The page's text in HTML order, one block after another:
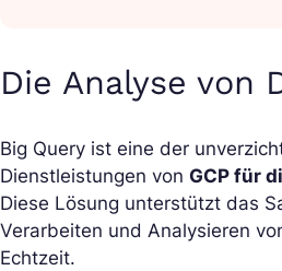
Die Analyse von
Big Query ist eine der
Dienstleistungen von GCP für
Diese Lösung unterstützt das
Verarbeiten und Analysieren
Echtzeit.